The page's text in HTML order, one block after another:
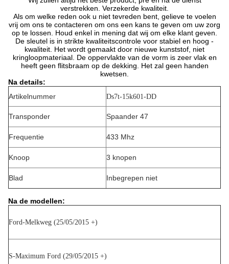
verstrekken. Verzekerde kwaliteit.
Als om welke reden ook u niet tevreden bent, gelieve te voelen
vrij om ons te contacteren om ons een kans te geven om uw zorg
op te lossen. Houd enkel in mening dat wij om elke klant geven.
De sleutel is in strikte kwaliteitscontrole voor stabiel en hoog -
kwaliteit. Het wordt gemaakt door nieuwe kunststof, niet
kringloopmateriaal. De oppervlakte van de vorm is zeer vlak en
heeft geen flitsbraam op de dekking. Het zal geen handen
kwetsen.
Na details:
Artikelnummer
Ds7t-15k601-DD
Transponder Spaander 47
Frequentie 433 Mhz
Knoop 3 knopen
Blad Inbegrepen niet
Na de modellen:
Ford-Melkweg (25/05/2015 +)
S-Maximum Ford (29/05/2015 +)